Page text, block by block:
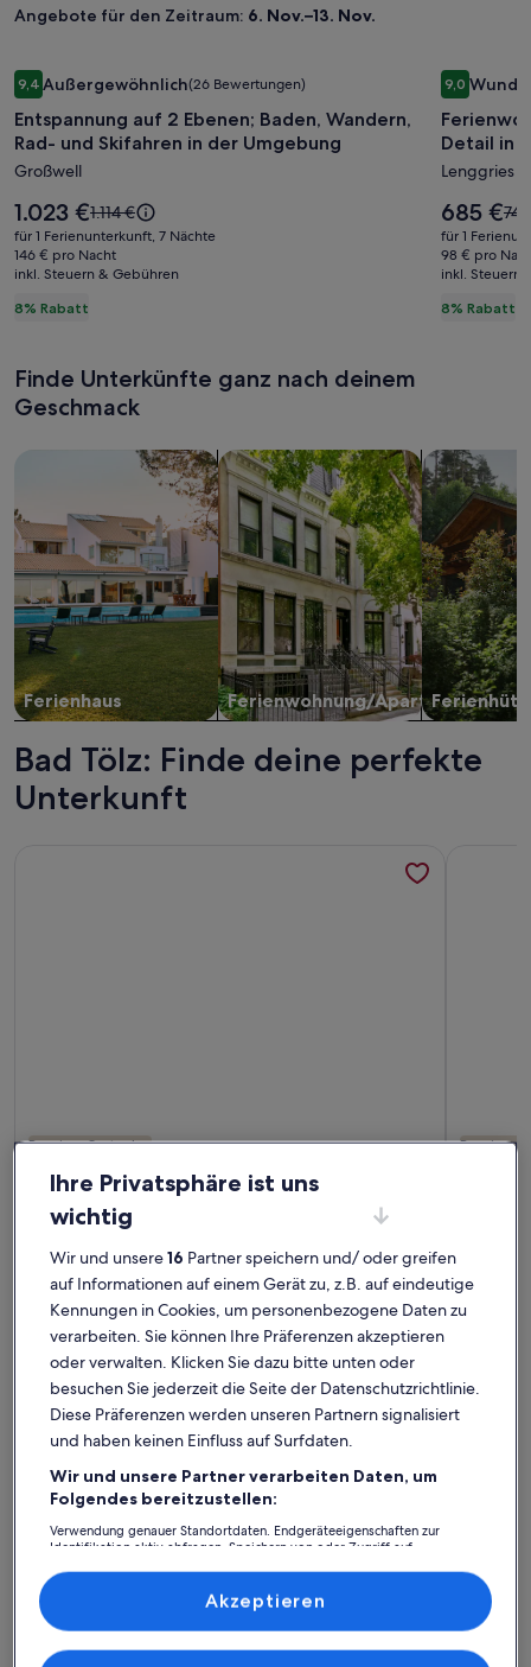
Angebote für den Zeitraum: 6. Nov.–13. Nov.
Bildergalerie
für
Entspannung
auf
2
Ebenen;
Baden,
Wandern,
Rad-
und
in
der
Umgebung
9,49,4 von 10, Außergewöhnlich, (26 Bewertungen)
Außergewöhnlich(26 Bewertungen)
Entspannung auf 2 Ebenen; Baden, Wandern,
Rad- und Skifahren in der Umgebung
Großwell
8% Rabatt
Der
Preis
beträgt
1.023 €.
1.023 €Der
alte
Preis
war
zum
Standardpreis.
1.114 €
für 1 Ferienunterkunft, 7 Nächte
146 € pro Nacht
inkl. Steuern & Gebühren
Entspannung auf 2 Ebenen; Baden, Wandern, Rad- und
für
für
2-
5
Pers.
mit
Liebe
zum
9,09,0 von
Detail in
Lenggries
8% Rabatt
Der
Preis
beträgt
685 €.
685 €Der
alte
war
für 1
98 € pro
inkl. Steuern
Finde Unterkünfte ganz nach deinem
Geschmack
Ferienhaus
Suche nach Ferienhäusern
Ferienwohnung/Apartment
Suche nach Ferienwohnungen oder
Suche nach
Bad Tölz: Finde deine perfekte
Unterkunft
Weitere Infos zu Ferienhaus Isarwinkel Im schönen
Premium-Gastgeber
Ferienhaus Isarwinkel Im schönen
Isarwinkel in Bad Tölz NEU mit E-
Ladestation
Platz für 6 Gäste · 2 Schlafzimmer · 2 Badezimmer
8,88,8 von 10
37 Bewertungen
(37
bewertungen)
Weitere Infos zu Ferienhaus Isarwinkel Im schönen
Premium-
Bad Tölz: Ferienunterkünfte mit
Top-Bewertung
Weitere Infos zu Ferienwohnung 'wie Dahoam' - Weitere
Ihre Privatsphäre ist uns
wichtig
Wir und unsere16 Partner speichern und/ oder greifen
auf Informationen auf einem Gerät zu, z.B. auf eindeutige
Kennungen in Cookies, um personenbezogene Daten zu
verarbeiten. Sie können Ihre Präferenzen akzeptieren
oder verwalten. Klicken Sie dazu bitte unten oder
besuchen Sie jederzeit die Seite der Datenschutzrichtlinie.
Diese Präferenzen werden unseren Partnern signalisiert
und haben keinen Einfluss auf Surfdaten.
Wir und unsere Partner verarbeiten Daten, um
Folgendes bereitzustellen:
Verwendung genauer Standortdaten. Endgeräteeigenschaften zur
Identifikation aktiv abfragen. Speichern von oder Zugriff auf
Inhalte, Messung von Werbeleistung und der Performance von Inhalten,
Zielgruppenforschung sowie Entwicklung und Verbesserung von
Liste der Partner (Lieferanten)
Akzeptieren